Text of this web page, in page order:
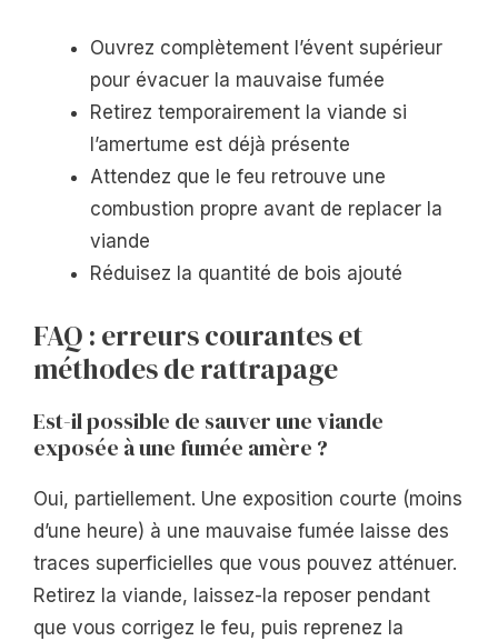
Ouvrez complètement l’évent supérieur
pour évacuer la mauvaise fumée
Retirez temporairement la viande si
l’amertume est déjà présente
Attendez que le feu retrouve une
combustion propre avant de replacer la
viande
Réduisez la quantité de bois ajouté
FAQ : erreurs courantes et
méthodes de rattrapage
Est-il possible de sauver une viande
exposée à une fumée amère ?
Oui, partiellement. Une exposition courte (moins
d’une heure) à une mauvaise fumée laisse des
traces superficielles que vous pouvez atténuer.
Retirez la viande, laissez-la reposer pendant
que vous corrigez le feu, puis reprenez la